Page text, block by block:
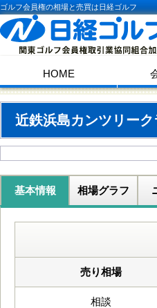
ゴルフ会員権の相場と売買は日経ゴルフ
HOME
近鉄浜島カンツリー
基本情報 相場グラフ
売り相場
相談